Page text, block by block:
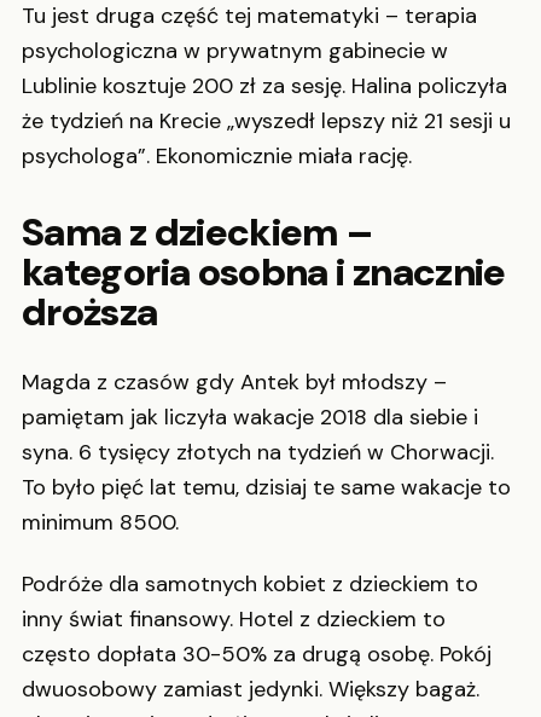
Tu jest druga część tej matematyki – terapia
psychologiczna w prywatnym gabinecie w
Lublinie kosztuje 200 zł za sesję. Halina policzyła
że tydzień na Krecie „wyszedł lepszy niż 21 sesji u
psychologa”. Ekonomicznie miała rację.
Sama z dzieckiem –
kategoria osobna i znacznie
droższa
Magda z czasów gdy Antek był młodszy –
pamiętam jak liczyła wakacje 2018 dla siebie i
syna. 6 tysięcy złotych na tydzień w Chorwacji.
To było pięć lat temu, dzisiaj te same wakacje to
minimum 8500.
Podróże dla samotnych kobiet z dzieckiem to
inny świat finansowy. Hotel z dzieckiem to
często dopłata 30-50% za drugą osobę. Pokój
dwuosobowy zamiast jedynki. Większy bagaż.